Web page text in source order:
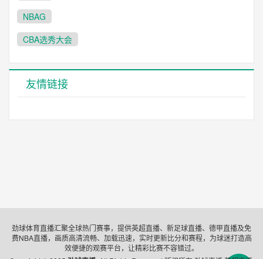
NBAG
CBA选秀大会
友情链接
劲球体育直播汇聚全球热门赛事，提供英超直播、新足球直播、德甲直播及免
费NBA直播，画质高清流畅、加载迅速，实时更新比分和赛程，为球迷打造高
效便捷的观赛平台，让精彩比赛不容错过。